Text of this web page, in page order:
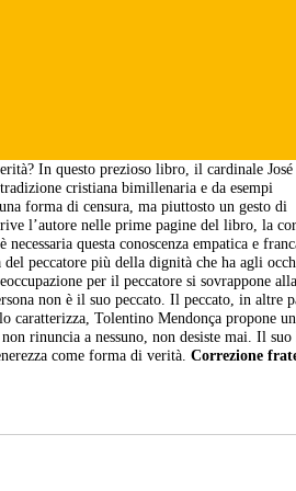
In questo prezioso libro, il cardinale José
cristiana bimillenaria e da esempi
forma di censura, ma piuttosto un gesto di
l’autore nelle prime pagine del libro, la
questa conoscenza empatica e
del peccatore più della dignità che ha agli
per il peccatore si sovrappone alla
non è il suo peccato. Il peccato, in altre
caratterizza, Tolentino Mendonça propone
rinuncia a nessuno, non desiste mai. Il
come forma di verità. Correzione